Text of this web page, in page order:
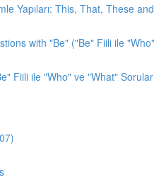
Yapıları: This, That, These
with "Be" ("Be" Fiili ile
Fiili ile "Who" ve "What"